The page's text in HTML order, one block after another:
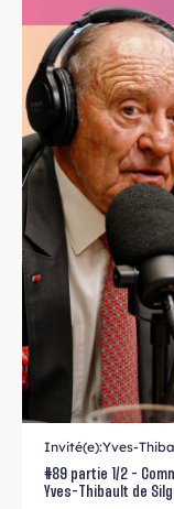
Invité(e):Yves-
#89 partie 1/2 -
Yves-Thibault de